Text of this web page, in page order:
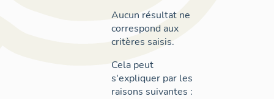
Aucun résultat ne
correspond aux
critères saisis.
Cela peut
s'expliquer par les
raisons suivantes :